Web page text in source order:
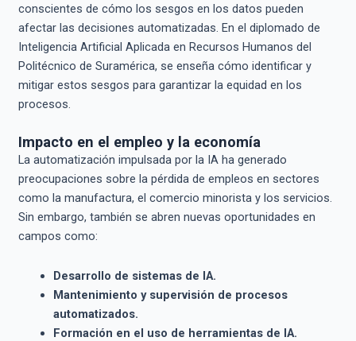
conscientes de cómo los sesgos en los datos pueden
afectar las decisiones automatizadas. En el diplomado de
Inteligencia Artificial Aplicada en Recursos Humanos del
Politécnico de Suramérica, se enseña cómo identificar y
mitigar estos sesgos para garantizar la equidad en los
procesos.
Impacto en el empleo y la economía
La automatización impulsada por la IA ha generado
preocupaciones sobre la pérdida de empleos en sectores
como la manufactura, el comercio minorista y los servicios.
Sin embargo, también se abren nuevas oportunidades en
campos como:
Desarrollo de sistemas de IA.
Mantenimiento y supervisión de procesos
automatizados.
Formación en el uso de herramientas de IA.